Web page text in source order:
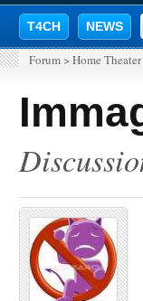
T4CH NEWS
Forum > Home Theater